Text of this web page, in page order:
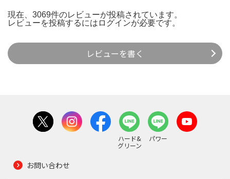
現在、3069件のレビューが投稿されています。
レビューを投稿するには ログインが必要です。
レビューを書く
ハード&
グリーン
パワー
お問い合わせ